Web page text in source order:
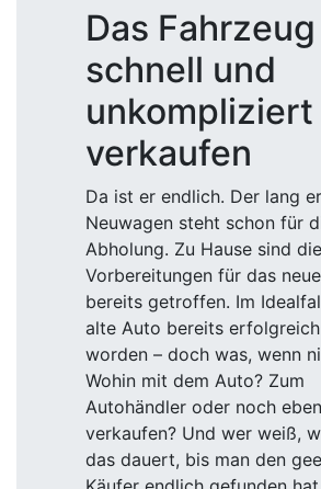
Das Fahrzeug
schnell und
unkompliziert
verkaufen
Da ist er endlich. Der lang
Neuwagen steht schon für
Abholung. Zu Hause sind die
Vorbereitungen für das
bereits getroffen. Im
alte Auto bereits
worden – doch was, wenn
Wohin mit dem Auto? Zum
Autohändler oder noch
verkaufen? Und wer weiß,
das dauert, bis man den